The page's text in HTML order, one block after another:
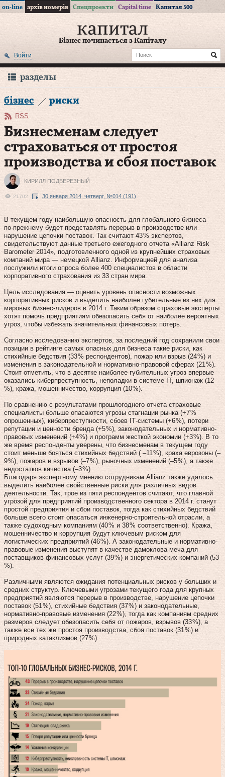
on-line архів номерів Спецпроекти Capital time Капитал 500
Бізнес починається з Капіталу
Войти
разделы
бізнес риски
RSS
Бизнесменам следует
страховаться от простоя
производства и сбоя поставок
КИРИЛЛ ПОДБЕРЕЗНЫЙ
21702 30 января 2014, четверг, №014 (191)
В текущем году наибольшую опасность для глобального бизнеса
по‑прежнему будет представлять перерыв в производстве или
нарушение цепочки поставок. Так считают 43 % экспертов,
свидетельствуют данные третьего ежегодного отчета «Allianz Risk
Barometer 2014», подготовленного одной из крупнейших страховых
компаний мира — немецкой Allianz. Информацией для анализа
послужили итоги опроса более 400 специалистов в области
корпоративного страхования из 33 стран мира.
Цель исследования — оценить уровень опасности возможных
корпоративных рисков и выделить наиболее губительные из них для
мировых бизнес-лидеров в 2014 г. Таким образом страховые эксперты
хотят помочь предприятиям обезопасить себя от наиболее вероятных
угроз, чтобы избежать значительных финансовых потерь.
Согласно исследованию экспертов, за последний год сохранили свои
позиции в рейтинге самых опасных для бизнеса такие риски, как
стихийные бедствия (33 % респондентов), пожар или взрыв (24 %) и
изменения в законодательной и нормативно-правовой сферах (21 %).
Стоит отметить, что в десятке наиболее губительных угроз впервые
оказались киберпреступность, неполадки в системе IТ, шпионаж (12
%), кража, мошенничество, коррупция (10 %).
По сравнению с результатами прошлогоднего отчета страховые
специалисты больше опасаются угрозы стагнации рынка (+7 %
опрошенных), киберпреступности, сбоев IТ-системы (+6 %), потери
репутации и ценности бренда (+5 %), законодательных и нормативно-
правовых изменений (+4 %) и программ жесткой экономии (+3 %). В то
же время респонденты уверены, что бизнесменам в текущем году
стоит меньше бояться стихийных бедствий ( –11 %), краха еврозоны (–
9 %), пожаров и взрывов (–7 %), рыночных изменений (–5 %), а также
недостатков качества (–3 %).
Благодаря экспертному мнению сотрудникам Allianz также удалось
выделить наиболее свойственные риски для различных видов
деятельности. Так, трое из пяти респондентов считают, что главной
угрозой для предприятий производственного сектора в 2014 г. станут
простой предприятия и сбои поставок, тогда как стихийных бедствий
больше всего стоит опасаться инженерно-строительной отрасли, а
также судоходным компаниям (40 % и 38 % соответственно). Кража,
мошенничество и коррупция будут ключевым риском для
логистических предприятий (46 %). А законодательные и нормативно-
правовые изменения выступят в качестве дамоклова меча для
поставщиков финансовых услуг (39 %) и энергетических компаний (53
%).
Различными являются ожидания потенциальных рисков у больших и
средних структур. Ключевыми угрозами текущего года для крупных
предприятий являются перерыв в производстве, нарушение цепочки
поставок (51 %), стихийные бедствия (37 %) и законодательные,
нормативно-правовые изменения (22 %), тогда как компаниям средних
размеров следует обезопасить себя от пожаров, взрывов (33 %), а
также все тех же простоя производства, сбоя поставок (31 %) и
природных катаклизмов (27 %).